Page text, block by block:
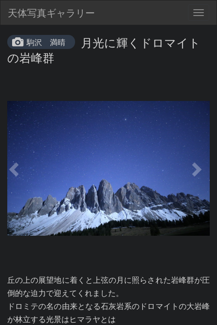
天体写真ギャラリー
駒沢 満晴
月光に輝くドロマイト
の岩峰群
丘の上の展望地に着くと上弦の月に照らされた岩峰群が圧
倒的な迫力で迎えてくれました。
ドロミテの名の由来となる石灰岩系のドロマイトの大岩峰
が林立する光景はヒマラヤとは